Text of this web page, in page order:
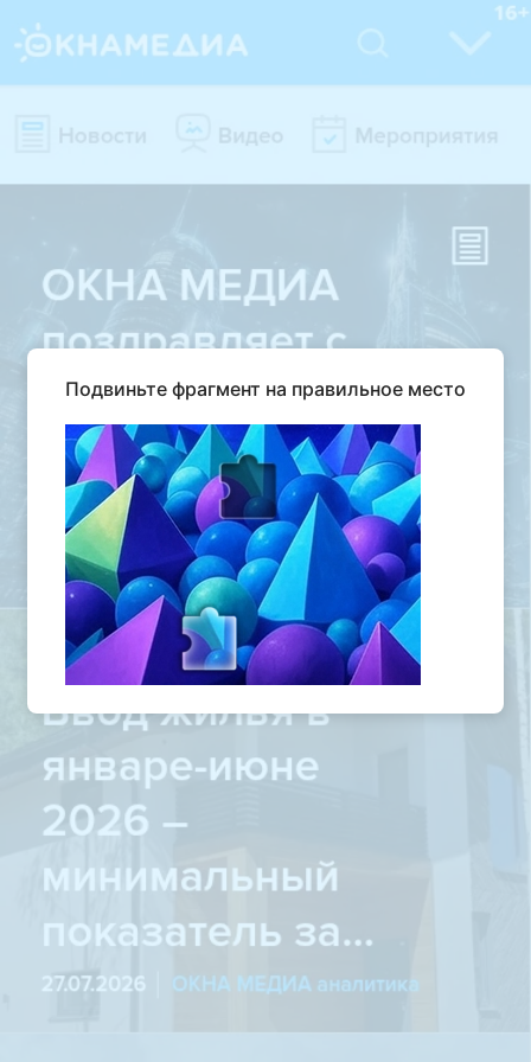
Подвиньте фрагмент на правильное место